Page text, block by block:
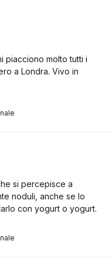
piacciono molto tutti i
a Londra. Vivo in
si percepisce a
noduli, anche se lo
con yogurt o yogurt.